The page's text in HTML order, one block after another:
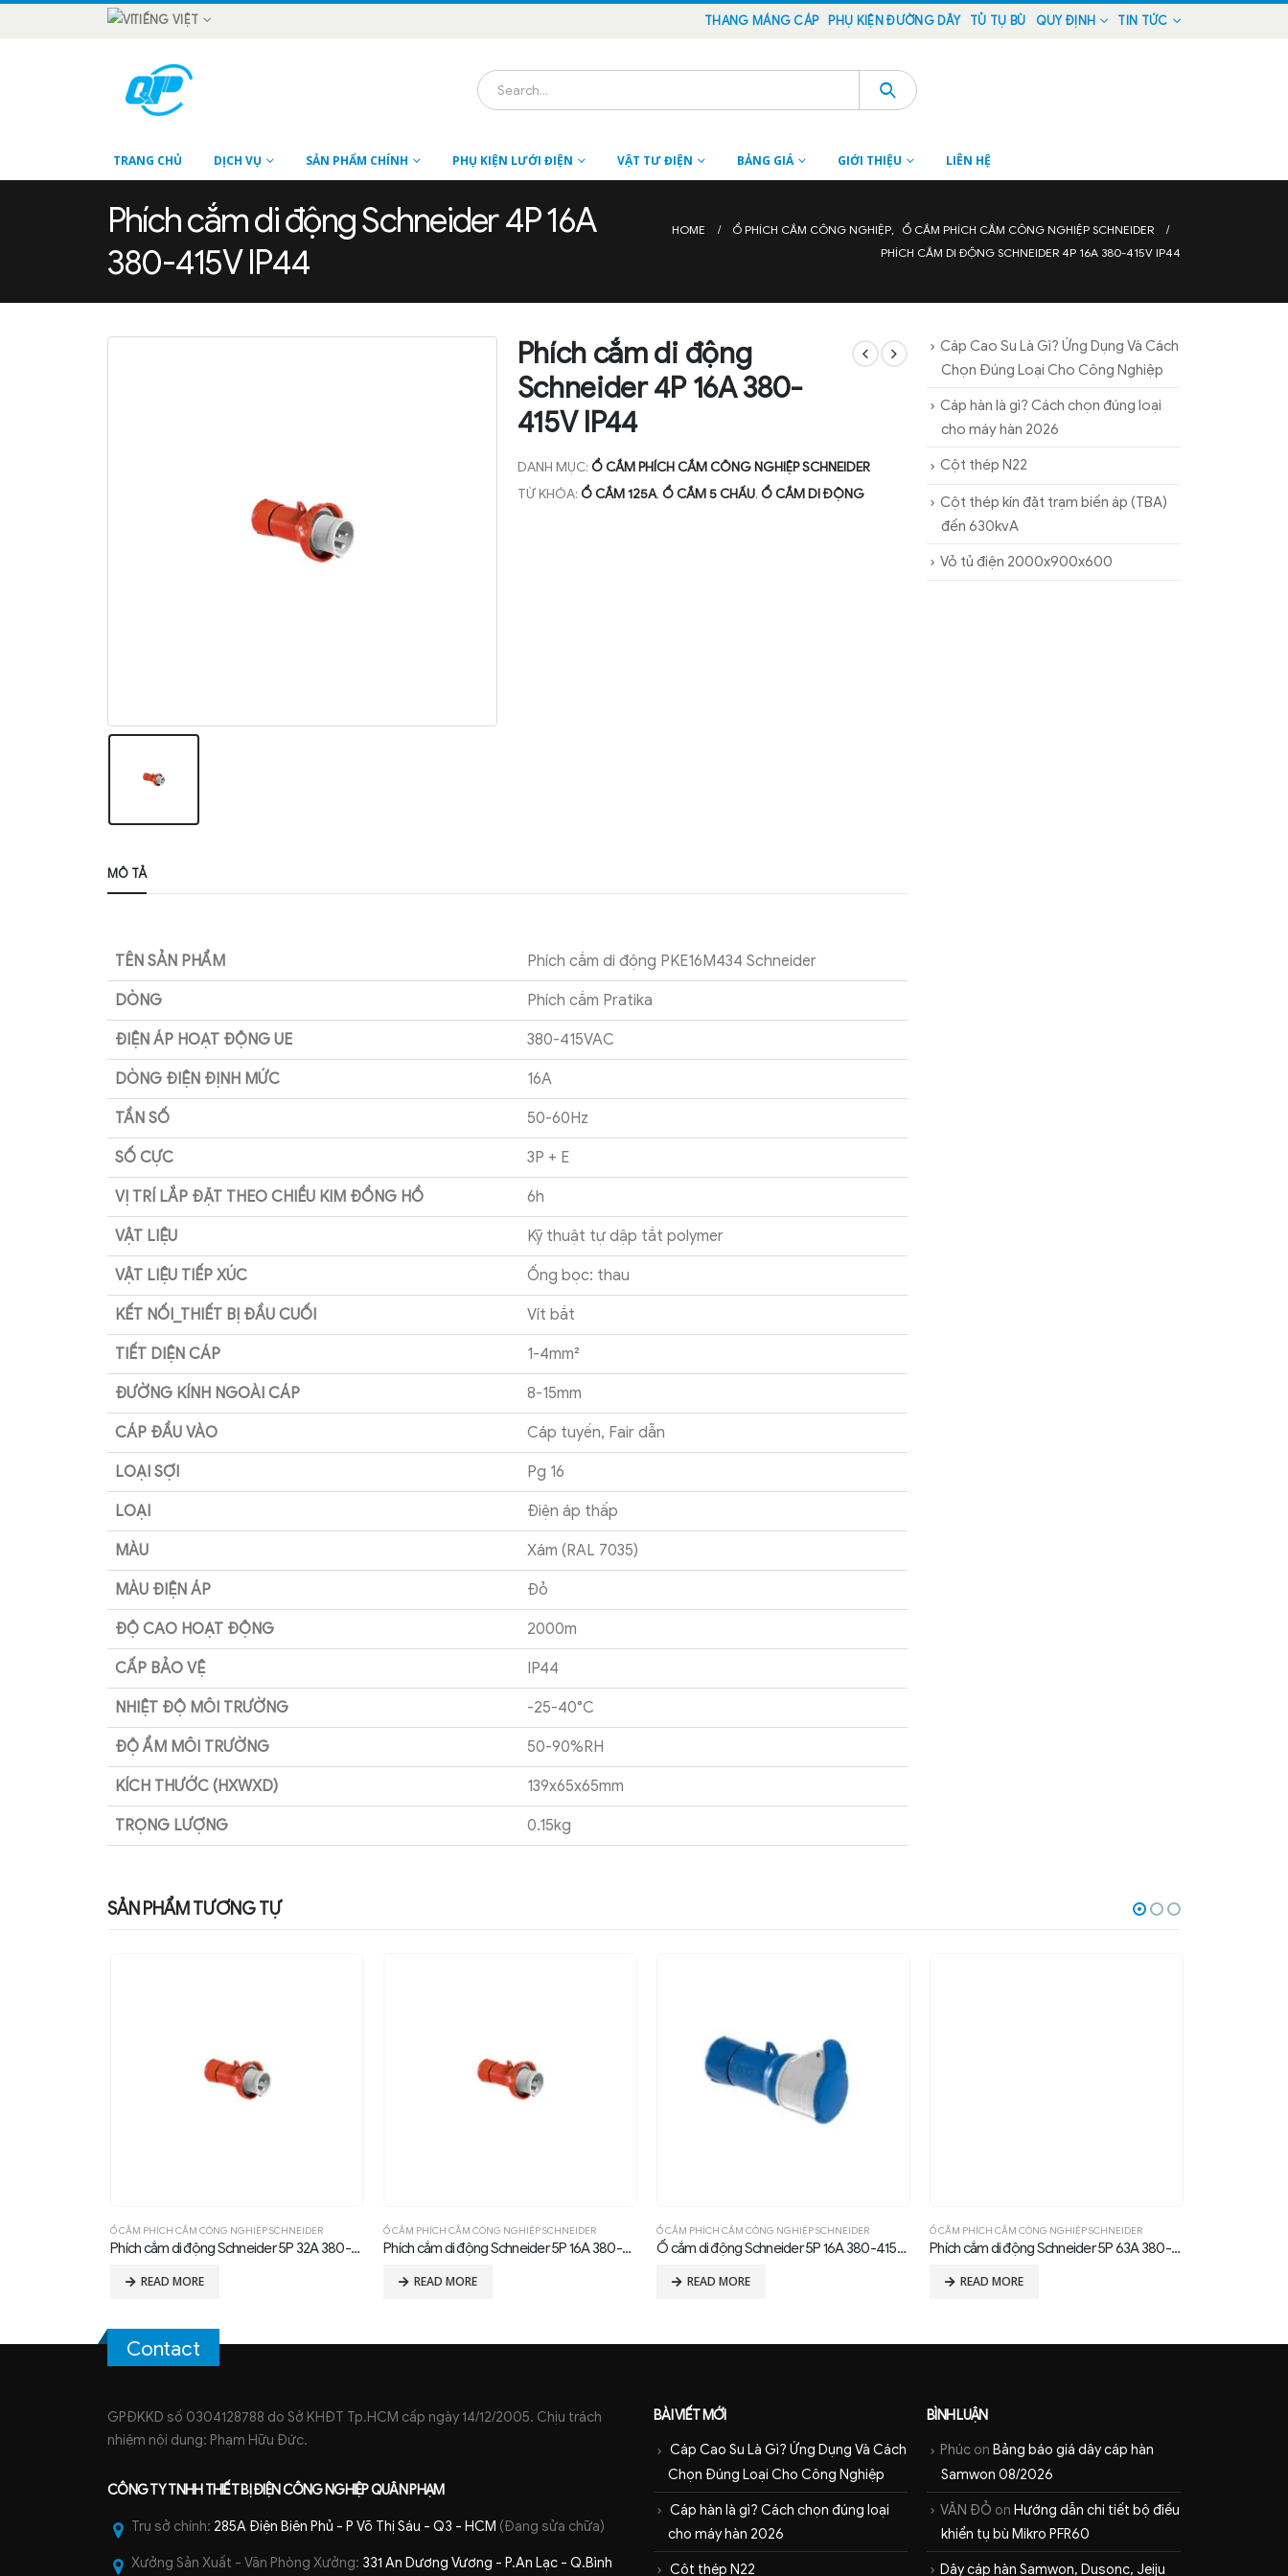
TIẾNG VIỆT THANG MÁNG CÁP PHỤ KIỆN ĐƯỜNG DÂY TỦ TỤ BÙ QUY ĐỊNH TIN TỨC
TRANG CHỦ DỊCH VỤ SẢN PHẨM CHÍNH PHỤ KIỆN LƯỚI ĐIỆN VẬT TƯ ĐIỆN BẢNG GIÁ GIỚI THIỆU LIÊN HỆ
Phích cắm di động Schneider 4P 16A
380-415V IP44
HOME Ổ PHÍCH CẮM CÔNG NGHIỆP, Ổ CẮM PHÍCH CẮM CÔNG NGHIỆP SCHNEIDER
PHÍCH CẮM DI ĐỘNG SCHNEIDER 4P 16A 380-415V IP44
Phích cắm di động
Schneider 4P 16A 380-
415V IP44
DANH MỤC: Ổ CẮM PHÍCH CẮM CÔNG NGHIỆP SCHNEIDER
TỪ KHÓA: Ổ CẮM 125A, Ổ CẮM 5 CHẤU, Ổ CẮM DI ĐỘNG
MÔ TẢ
TÊN SẢN PHẨM Phích cắm di động PKE16M434 Schneider
DÒNG Phích cắm Pratika
ĐIỆN ÁP HOẠT ĐỘNG UE 380-415VAC
DÒNG ĐIỆN ĐỊNH MỨC 16A
TẦN SỐ 50-60Hz
SỐ CỰC 3P + E
VỊ TRÍ LẮP ĐẶT THEO CHIỀU KIM ĐỒNG HỒ 6h
VẬT LIỆU Kỹ thuật tự dập tắt polymer
VẬT LIỆU TIẾP XÚC Ống bọc: thau
KẾT NỐI_THIẾT BỊ ĐẦU CUỐI Vít bắt
TIẾT DIỆN CÁP 1-4mm²
ĐƯỜNG KÍNH NGOÀI CÁP 8-15mm
CÁP ĐẦU VÀO Cáp tuyến, Fair dẫn
LOẠI SỢI Pg 16
LOẠI Điện áp thấp
MÀU Xám (RAL 7035)
MÀU ĐIỆN ÁP Đỏ
ĐỘ CAO HOẠT ĐỘNG 2000m
CẤP BẢO VỆ IP44
NHIỆT ĐỘ MÔI TRƯỜNG -25-40°C
ĐỘ ẨM MÔI TRƯỜNG 50-90%RH
KÍCH THƯỚC (HXWXD) 139x65x65mm
TRỌNG LƯỢNG 0.15kg
Cáp Cao Su Là Gì? Ứng Dụng Và Cách
Chọn Đúng Loại Cho Công Nghiệp
Cáp hàn là gì? Cách chọn đúng loại
cho máy hàn 2026
Cột thép N22
Cột thép kín đặt trạm biến áp (TBA)
đến 630kvA
Vỏ tủ điện 2000x900x600
SẢN PHẨM TƯƠNG TỰ
Ổ CẮM PHÍCH CẮM CÔNG NGHIỆP SCHNEIDER
Phích cắm di động Schneider 5P 32A 380-415V IP67
READ MORE
Ổ CẮM PHÍCH CẮM CÔNG NGHIỆP SCHNEIDER
Phích cắm di động Schneider 5P 16A 380-415V IP44
READ MORE
Ổ CẮM PHÍCH CẮM CÔNG NGHIỆP SCHNEIDER
Ổ cắm di động Schneider 5P 16A 380-415V IP44
READ MORE
Ổ CẮM PHÍCH CẮM CÔNG NGHIỆP SCHNEIDER
Phích cắm di động Schneider 5P 63A 380-415V IP67
READ MORE
Contact
GPĐKKD số 0304128788 do Sở KHĐT Tp.HCM cấp ngày 14/12/2005. Chịu trách
nhiệm nội dung: Phạm Hữu Đức.
CÔNG TY TNHH THIẾT BỊ ĐIỆN CÔNG NGHIỆPQUÂN PHẠM
Trụ sở chính: 285A Điện Biên Phủ - P Võ Thị Sáu - Q3 - HCM (Đang sửa chữa)
Xưởng Sản Xuất - Văn Phòng Xưởng: 331 An Dương Vương - P.An Lạc - Q.Bình
BÀI VIẾT MỚI
Cáp Cao Su Là Gì? Ứng Dụng Và Cách
Chọn Đúng Loại Cho Công Nghiệp
Cáp hàn là gì? Cách chọn đúng loại
cho máy hàn 2026
Cột thép N22
BÌNH LUẬN
Phúc on Bảng báo giá dây cáp hàn
Samwon 08/2026
VĂN ĐỎ on Hướng dẫn chi tiết bộ điều
khiển tụ bù Mikro PFR60
Dây cáp hàn Samwon, Dusonc, Jeiju